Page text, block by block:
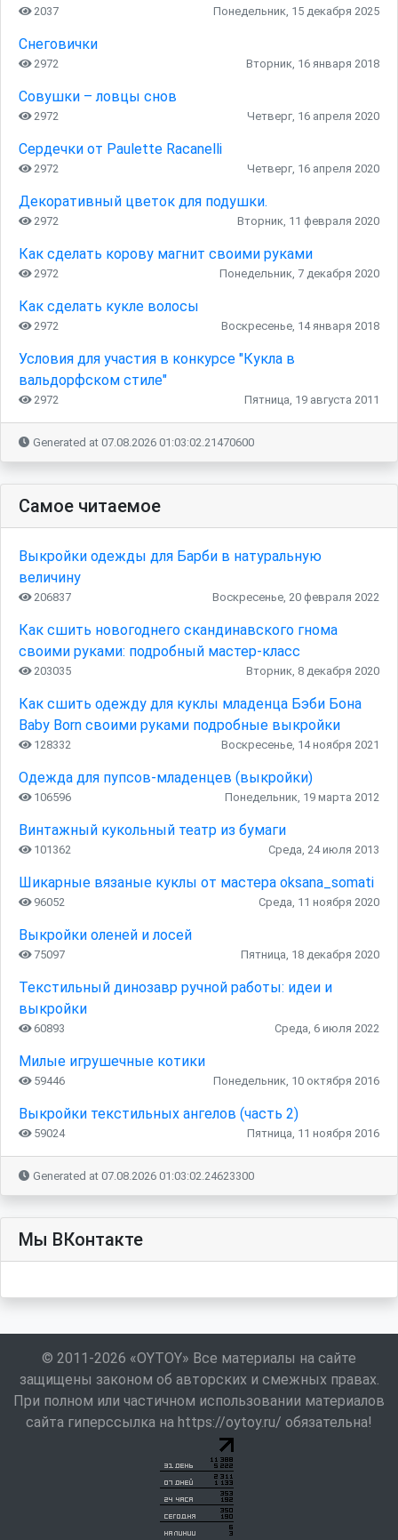
2037 Понедельник, 15 декабря 2025
Снеговички
2972 Вторник, 16 января 2018
Совушки – ловцы снов
2972 Четверг, 16 апреля 2020
Сердечки от Paulette Racanelli
2972 Четверг, 16 апреля 2020
Декоративный цветок для подушки.
2972 Вторник, 11 февраля 2020
Как сделать корову магнит своими руками
2972 Понедельник, 7 декабря 2020
Как сделать кукле волосы
2972 Воскресенье, 14 января 2018
Условия для участия в конкурсе "Кукла в
вальдорфском стиле"
2972 Пятница, 19 августа 2011
Generated at 07.08.2026 01:03:02.21470600
Самое читаемое
Выкройки одежды для Барби в натуральную
величину
206837 Воскресенье, 20 февраля 2022
Как сшить новогоднего скандинавского гнома
своими руками: подробный мастер-класс
203035 Вторник, 8 декабря 2020
Как сшить одежду для куклы младенца Бэби Бона
Baby Born своими руками подробные выкройки
128332 Воскресенье, 14 ноября 2021
Одежда для пупсов-младенцев (выкройки)
106596 Понедельник, 19 марта 2012
Винтажный кукольный театр из бумаги
101362 Среда, 24 июля 2013
Шикарные вязаные куклы от мастера oksana_somati
96052 Среда, 11 ноября 2020
Выкройки оленей и лосей
75097 Пятница, 18 декабря 2020
Текстильный динозавр ручной работы: идеи и
выкройки
60893 Среда, 6 июля 2022
Милые игрушечные котики
59446 Понедельник, 10 октября 2016
Выкройки текстильных ангелов (часть 2)
59024 Пятница, 11 ноября 2016
Generated at 07.08.2026 01:03:02.24623300
Мы ВКонтакте
© 2011-2026 «OYTOY» Все материалы на сайте
защищены законом об авторских и смежных правах.
При полном или частичном использовании материалов
сайта гиперссылка на https://oytoy.ru/ обязательна!